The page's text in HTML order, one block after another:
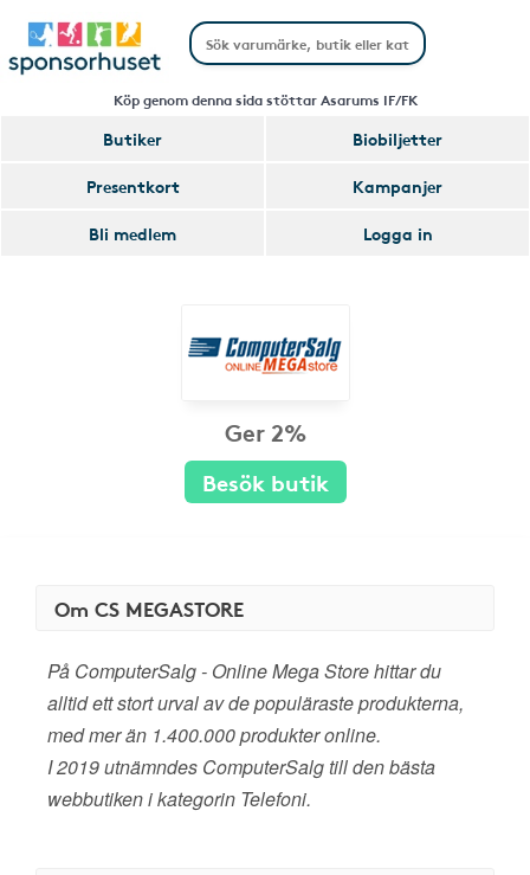
Köp genom denna sida stöttar Asarums IF/FK
Butiker
Biobiljetter
Presentkort
Kampanjer
Bli medlem
Logga in
Ger 2%
Besök butik
Om CS MEGASTORE
På ComputerSalg - Online Mega Store hittar du
alltid ett stort urval av de populäraste produkterna,
med mer än 1.400.000 produkter online.
I 2019 utnämndes ComputerSalg till den bästa
webbutiken i kategorin Telefoni.